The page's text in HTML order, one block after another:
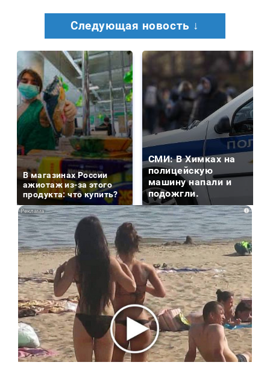
Следующая новость ↓
В магазинах России
ажиотаж из-за этого
продукта: что купить?
СМИ: В Химках на
полицейскую
машину напали и
подожгли.
i